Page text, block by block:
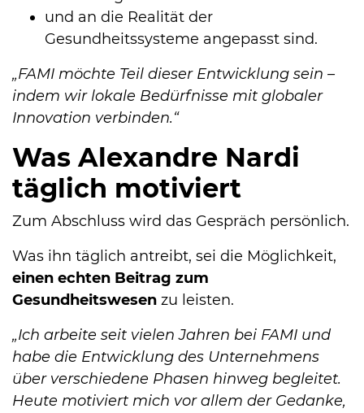
und an die Realität der
Gesundheitssysteme angepasst sind.
„FAMI möchte Teil dieser Entwicklung sein –
indem wir lokale Bedürfnisse mit globaler
Innovation verbinden.“
Was Alexandre Nardi
täglich motiviert
Zum Abschluss wird das Gespräch persönlich.
Was ihn täglich antreibt, sei die Möglichkeit,
einen echten Beitrag zum
Gesundheitswesen zu leisten.
„Ich arbeite seit vielen Jahren bei FAMI und
habe die Entwicklung des Unternehmens
über verschiedene Phasen hinweg begleitet.
Heute motiviert mich vor allem der Gedanke,